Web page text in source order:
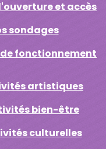
et accès
sondages
de fonctionnement
artistiques
bien-être
culturelles